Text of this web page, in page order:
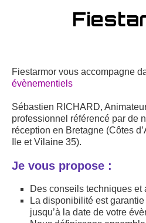
Fiestarmor vous accompagne
évènementiels
Sébastien RICHARD,
professionnel référencé par de
réception en Bretagne (Côtes
Ile et Vilaine 35).
Je vous propose :
Des conseils techniques et
La disponibilité est
jusqu’à la date de votre